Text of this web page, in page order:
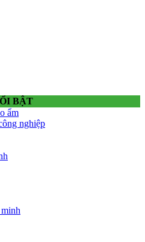
BẬT
ẩm
nghiệp